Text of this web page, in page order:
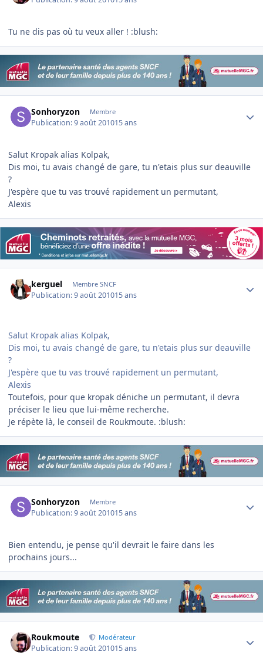
Tu ne dis pas où tu veux aller ! :blush:
Sonhoryzon Membre
Publication:9 août 201015 ans
Salut Kropak alias Kolpak,
Dis moi, tu avais changé de gare, tu n'etais plus sur deauville
?
J'espère que tu vas trouvé rapidement un permutant,
Alexis
kerguel Membre SNCF
Publication:9 août 201015 ans
Salut Kropak alias Kolpak,
Dis moi, tu avais changé de gare, tu n'etais plus sur deauville
?
J'espère que tu vas trouvé rapidement un permutant,
Alexis
Toutefois, pour que kropak déniche un permutant, il devra
préciser le lieu que lui-même recherche.
Je répète là, le conseil de Roukmoute. :blush:
Sonhoryzon Membre
Publication:9 août 201015 ans
Bien entendu, je pense qu'il devrait le faire dans les
prochains jours...
Roukmoute Modérateur
Publication:9 août 201015 ans